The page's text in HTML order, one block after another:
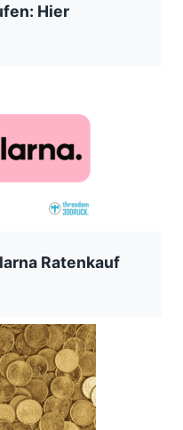
Hier
Ratenkauf